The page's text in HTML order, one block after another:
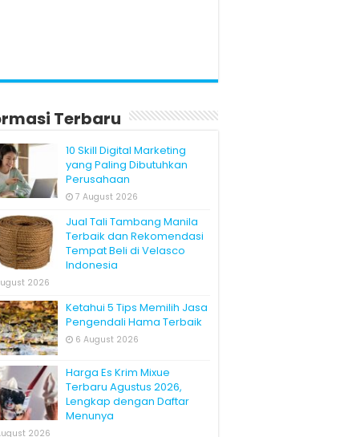
Terbaru
10 Skill Digital Marketing
yang Paling Dibutuhkan
Perusahaan
7 August 2026
Jual Tali Tambang Manila
Terbaik dan Rekomendasi
Tempat Beli di Velasco
Indonesia
2026
Ketahui 5 Tips Memilih Jasa
Pengendali Hama Terbaik
6 August 2026
Harga Es Krim Mixue
Terbaru Agustus 2026,
Lengkap dengan Daftar
Menunya
2026